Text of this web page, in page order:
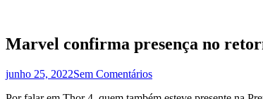
Marvel confirma presença no
junho 25, 2022Sem Comentários